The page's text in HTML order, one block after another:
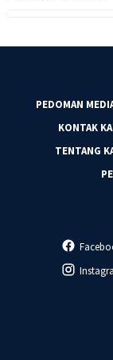
PEDOMAN
KONTAK
TENTANG